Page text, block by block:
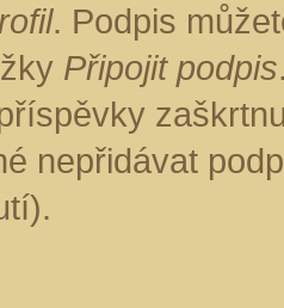
. Podpis
Připojit podpis
nepřidávat